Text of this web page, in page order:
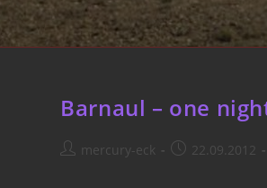
Barnaul – one
Postmercury-eck
Post22.09.2012